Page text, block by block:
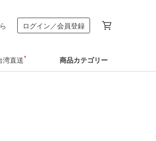
ログイン／会員登録
湾直送 商品カテゴリー